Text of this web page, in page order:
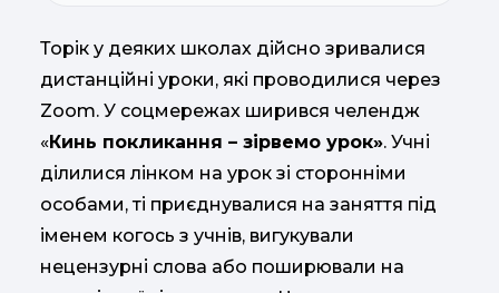
Торік у деяких школах дійсно зривалися
дистанційні уроки, які проводилися через
Zoom. У соцмережах ширився челендж
«Кинь покликання – зірвемо урок». Учні
ділилися лінком на урок зі сторонніми
особами, ті приєднувалися на заняття під
іменем когось з учнів, вигукували
нецензурні слова або поширювали на